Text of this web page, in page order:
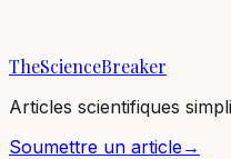
TheScienceBreaker
Articles scientifiques
Soumettre un article→